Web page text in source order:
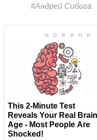
#Андрей Сибига